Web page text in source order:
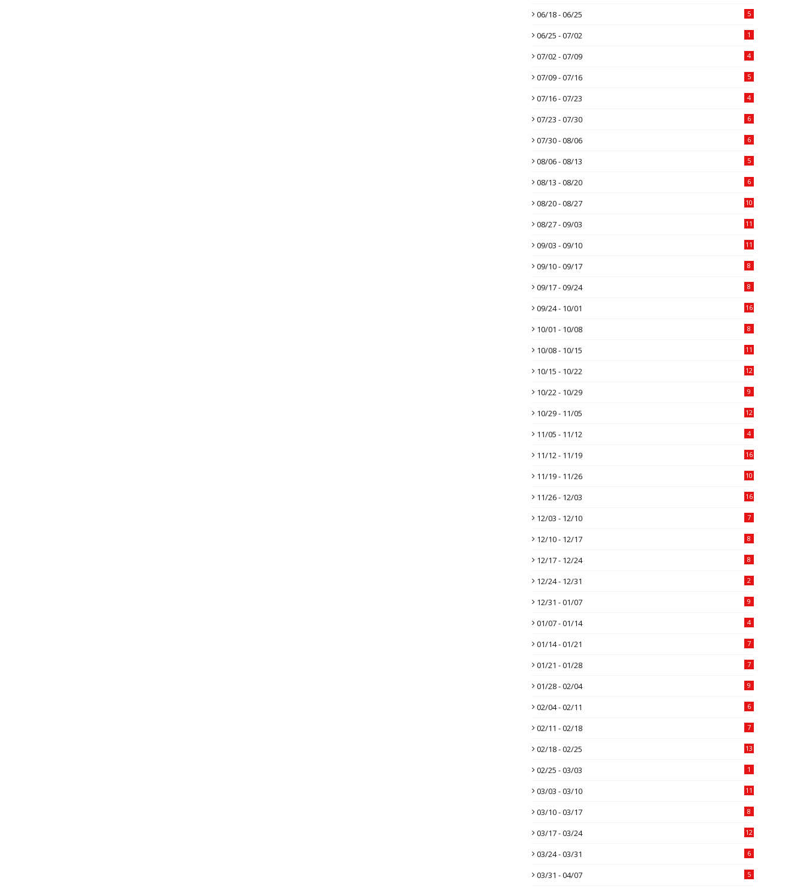
06/18 - 06/25 5
06/25 - 07/02 1
07/02 - 07/09 4
07/09 - 07/16 5
07/16 - 07/23 4
07/23 - 07/30 6
07/30 - 08/06 6
08/06 - 08/13 5
08/13 - 08/20 6
08/20 - 08/27 10
08/27 - 09/03 11
09/03 - 09/10 11
09/10 - 09/17 8
09/17 - 09/24 8
09/24 - 10/01 16
10/01 - 10/08 8
10/08 - 10/15 11
10/15 - 10/22 12
10/22 - 10/29 9
10/29 - 11/05 12
11/05 - 11/12 4
11/12 - 11/19 16
11/19 - 11/26 10
11/26 - 12/03 16
12/03 - 12/10 7
12/10 - 12/17 8
12/17 - 12/24 8
12/24 - 12/31 2
12/31 - 01/07 9
01/07 - 01/14 4
01/14 - 01/21 7
01/21 - 01/28 7
01/28 - 02/04 9
02/04 - 02/11 6
02/11 - 02/18 7
02/18 - 02/25 13
02/25 - 03/03 1
03/03 - 03/10 11
03/10 - 03/17 8
03/17 - 03/24 12
03/24 - 03/31 6
03/31 - 04/07 5